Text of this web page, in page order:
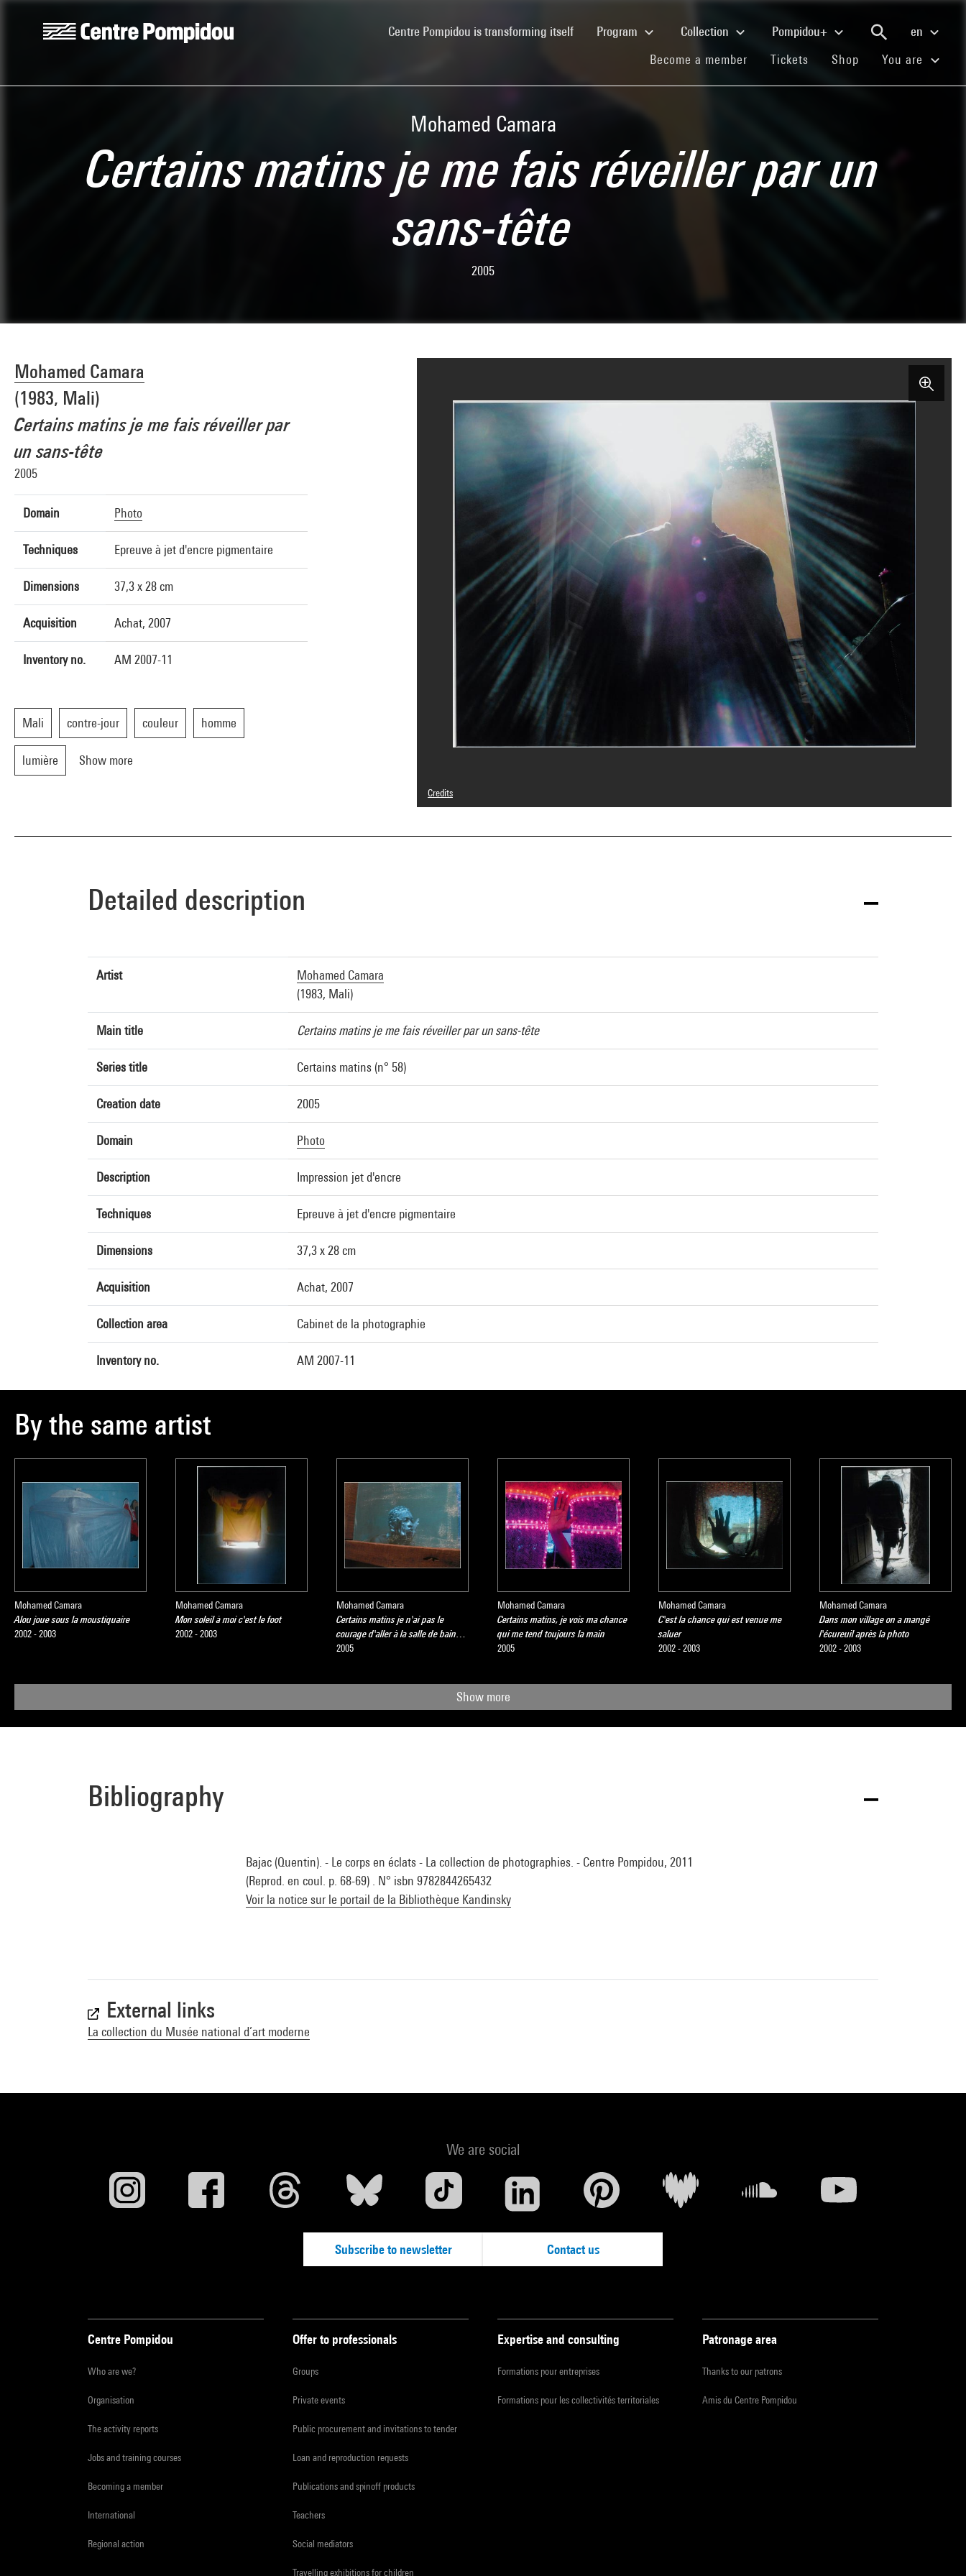
Centre Pompidou is transforming itself(current)Program Collection Pompidou+
en
Become a member (current)
Tickets (current)
Shop (current)You are
Mohamed Camara
Certains matins je me fais réveiller par un
sans-tête
2005
Mohamed Camara
(1983, Mali)
Certains matins je me fais réveiller par
un sans-tête
2005
Domain Photo
Techniques Epreuve à jet d'encre pigmentaire
Dimensions 37,3 x 28 cm
Acquisition Achat, 2007
Inventory no. AM 2007-11
Mali contre-jour couleur homme
lumière Show more
Credits
© Mohamed Camara
Image reference : 4N04204
Detailed description
Artist
Mohamed Camara
(1983, Mali)
Main title Certains matins je me fais réveiller par un sans-tête
Series title Certains matins (n° 58)
Creation date 2005
Domain Photo
Description Impression jet d'encre
Techniques Epreuve à jet d'encre pigmentaire
Dimensions 37,3 x 28 cm
Acquisition Achat, 2007
Collection area Cabinet de la photographie
Inventory no. AM 2007-11
By the same artist
Mohamed Camara
Alou joue sous la moustiquaire
2002 - 2003
Mohamed Camara
Mon soleil à moi c'est le foot
2002 - 2003
Mohamed Camara
Certains matins je n'ai pas le
courage d'aller à la salle de bain…
2005
Mohamed Camara
Certains matins, je vois ma chance
qui me tend toujours la main
2005
Mohamed Camara
C'est la chance qui est venue me
saluer
2002 - 2003
Mohamed Camara
Dans mon village on a mangé
l'écureuil après la photo
2002 - 2003
Show more
Bibliography
Bajac (Quentin). - Le corps en éclats - La collection de photographies. - Centre Pompidou, 2011
(Reprod. en coul. p. 68-69) . N° isbn 9782844265432
Voir la notice sur le portail de la Bibliothèque Kandinsky
External links
La collection du Musée national d’art moderne
We are social
Subscribe to newsletter Contact us
Centre Pompidou
Who are we?
Organisation
The activity reports
Jobs and training courses
Becoming a member
International
Regional action
Offer to professionals
Groups
Private events
Public procurement and invitations to tender
Loan and reproduction requests
Publications and spinoff products
Teachers
Social mediators
Travelling exhibitions for children
Expertise and consulting
Formations pour entreprises
Formations pour les collectivités territoriales
Patronage area
Thanks to our patrons
Amis du Centre Pompidou